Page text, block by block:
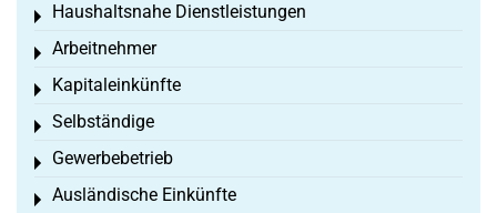
Haushaltsnahe Dienstleistungen
Toggle menu
Arbeitnehmer
Toggle menu
Kapitaleinkünfte
Toggle menu
Selbständige
Toggle menu
Gewerbebetrieb
Toggle menu
Ausländische Einkünfte
Toggle menu